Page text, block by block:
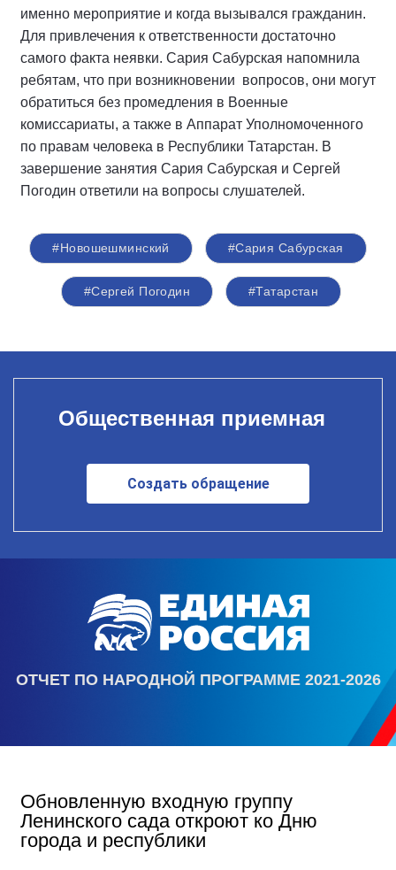
именно мероприятие и когда вызывался гражданин.
Для привлечения к ответственности достаточно
самого факта неявки. Сария Сабурская напомнила
ребятам, что при возникновении вопросов, они могут
обратиться без промедления в Военные
комиссариаты, а также в Аппарат Уполномоченного
по правам человека в Республики Татарстан. В
завершение занятия Сария Сабурская и Сергей
Погодин ответили на вопросы слушателей.
#Новошешминский #Сария Сабурская
#Сергей Погодин #Татарстан
Общественная приемная
Создать обращение
ОТЧЕТ ПО НАРОДНОЙ ПРОГРАММЕ 2021-2026
Обновленную входную группу
Ленинского сада откроют ко Дню
города и республики